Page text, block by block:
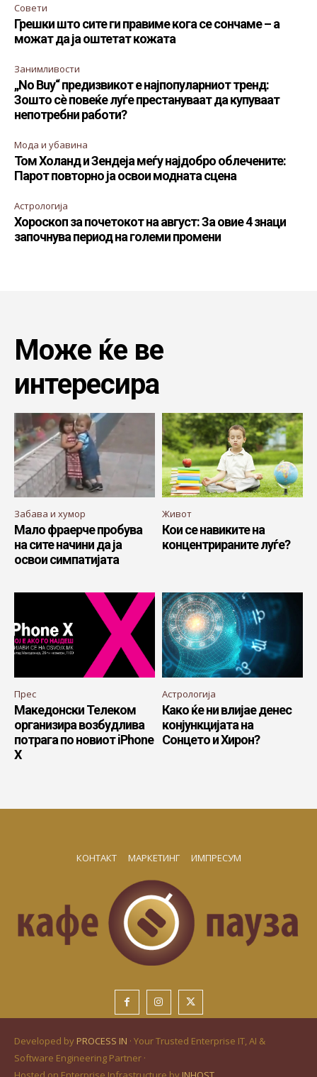
Совети
Грешки што сите ги правиме кога се сончаме – а
можат да ја оштетат кожата
Занимливости
„No Buy“ предизвикот е најпопуларниот тренд:
Зошто сè повеќе луѓе престануваат да купуваат
непотребни работи?
Мода и убавина
Том Холанд и Зендеја меѓу најдобро облечените:
Парот повторно ја освои модната сцена
Астрологија
Хороскоп за почетокот на август: За овие 4 знаци
започнува период на големи промени
Може ќе ве
интересира
Забава и хумор
Мало фраерче пробува
на сите начини да ја
освои симпатијата
Живот
Кои се навиките на
концентрираните луѓе?
Прес
Македонски Телеком
организира возбудлива
потрага по новиот iPhone
X
Астрологија
Како ќе ни влијае денес
конјункцијата на
Сонцето и Хирон?
КОНТАКТ МАРКЕТИНГ ИМПРЕСУМ
Developed by PROCESS IN · Your Trusted Enterprise IT, AI &
Software Engineering Partner ·